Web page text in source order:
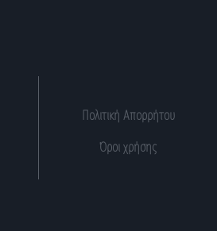
Πολιτική Απορρήτου
Όροι χρήσης